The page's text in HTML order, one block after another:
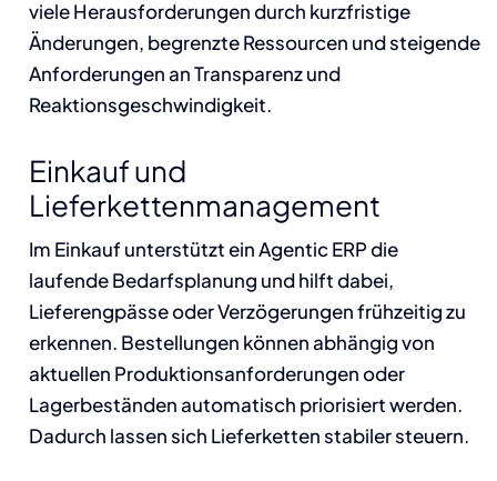
viele Herausforderungen durch kurzfristige
Änderungen, begrenzte Ressourcen und steigende
Anforderungen an Transparenz und
Reaktionsgeschwindigkeit.
Einkauf und
Lieferkettenmanagement
Im Einkauf unterstützt ein Agentic ERP die
laufende Bedarfsplanung und hilft dabei,
Lieferengpässe oder Verzögerungen frühzeitig zu
erkennen. Bestellungen können abhängig von
aktuellen Produktionsanforderungen oder
Lagerbeständen automatisch priorisiert werden.
Dadurch lassen sich Lieferketten stabiler steuern.